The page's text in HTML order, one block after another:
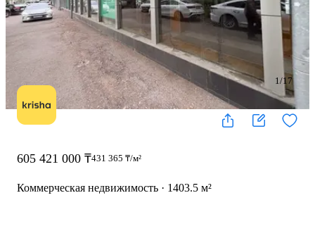
1/17
605 421 000 ₸431 365 ₸/м²
Коммерческая недвижимость · 1403.5 м²